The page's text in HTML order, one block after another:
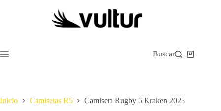
Buscar
Carro
Inicio Camisetas R5 Camiseta Rugby 5 Kraken 2023